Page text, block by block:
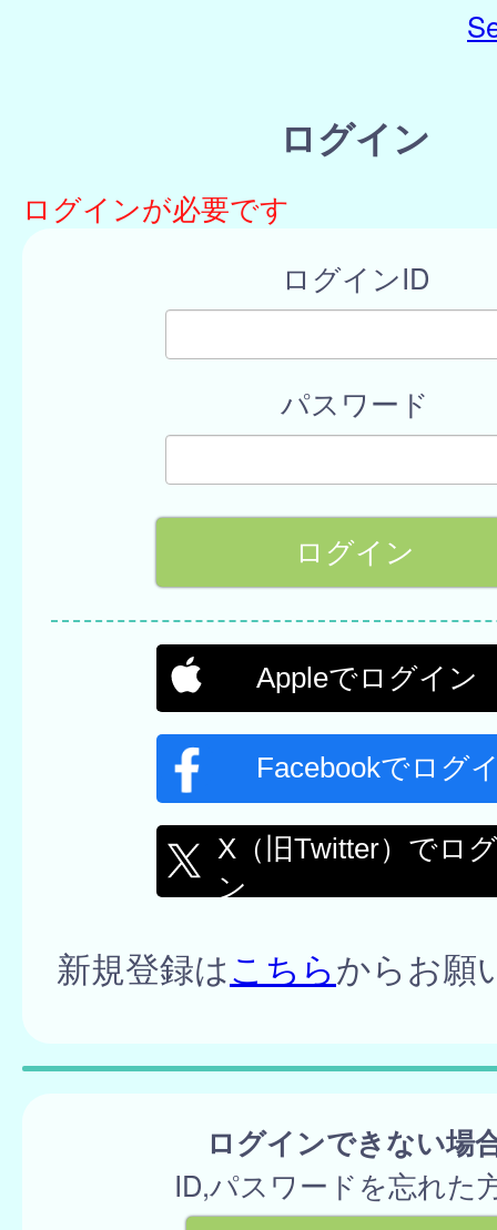
ログイン
ログインが必要です
ログインID
パスワード
Appleでログイン
Facebookでログ
X（旧Twitter）でロ
ン
新規登録はこちらからお願
ログインできない場
ID,パスワードを忘れた